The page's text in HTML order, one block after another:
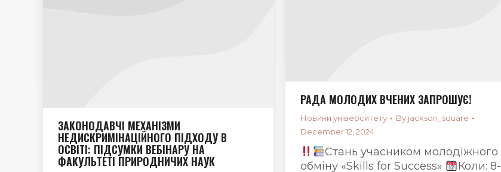
РАДА МОЛОДИХ ВЧЕНИХ ЗАПРОШУЄ!
Новини університету By jackson_square
December 12, 2024
Стань учасником молодіжного
обміну «Skills for Success»
Коли: 8-
ЗАКОНОДАВЧІ МЕХАНІЗМИ
НЕДИСКРИМІНАЦІЙНОГО ПІДХОДУ В
ОСВІТІ: ПІДСУМКИ ВЕБІНАРУ НА
ФАКУЛЬТЕТІ ПРИРОДНИЧИХ НАУК